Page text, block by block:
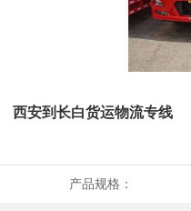
西安到长白货运物流专线
产品规格：